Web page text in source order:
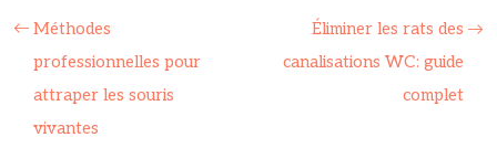
Méthodes
professionnelles pour
attraper les souris
vivantes
Éliminer les rats des
canalisations WC: guide
complet